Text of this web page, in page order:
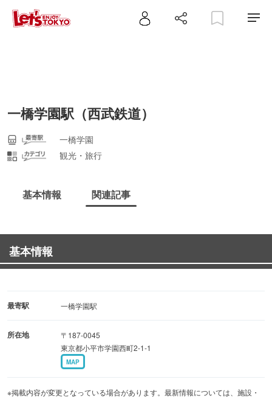
一橋学園駅（西武鉄道）
一橋学園
観光・旅行
基本情報 関連記事
基本情報
最寄駅 一橋学園駅
所在地
〒187-0045
東京都小平市学園西町2-1-1
MAP
※掲載内容が変更となっている場合があります。最新情報については、施設・